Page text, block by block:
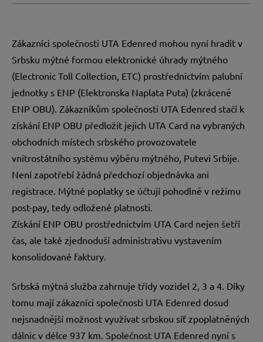
Zákazníci společnosti UTA Edenred mohou nyní hradit v
Srbsku mýtné formou elektronické úhrady mýtného
(Electronic Toll Collection, ETC) prostřednictvím palubní
jednotky s ENP (Elektronska Naplata Puta) (zkráceně
ENP OBU). Zákazníkům společnosti UTA Edenred stačí k
získání ENP OBU předložit jejich UTA Card na vybraných
obchodních místech srbského provozovatele
vnitrostátního systému výběru mýtného, Putevi Srbije.
Není zapotřebí žádná předchozí objednávka ani
registrace. Mýtné poplatky se účtují pohodlně v režimu
post-pay, tedy odložené platnosti.
Získání ENP OBU prostřednictvím UTA Card nejen šetří
čas, ale také zjednoduší administrativu vystavením
konsolidované faktury.
Srbská mýtná služba zahrnuje třídy vozidel 2, 3 a 4. Díky
tomu mají zákazníci společnosti UTA Edenred dosud
nejsnadnější možnost využívat srbskou síť zpoplatněných
dálnic v délce 937 km. Společnost UTA Edenred nyní s